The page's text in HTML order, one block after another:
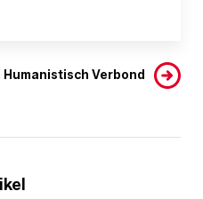
Humanistisch Verbond